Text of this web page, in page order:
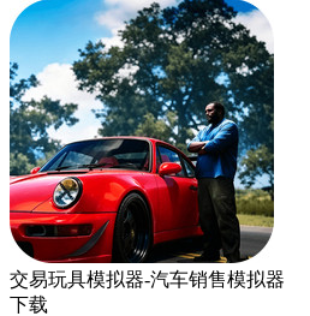
交易玩具模拟器-汽车销售模拟器
下载